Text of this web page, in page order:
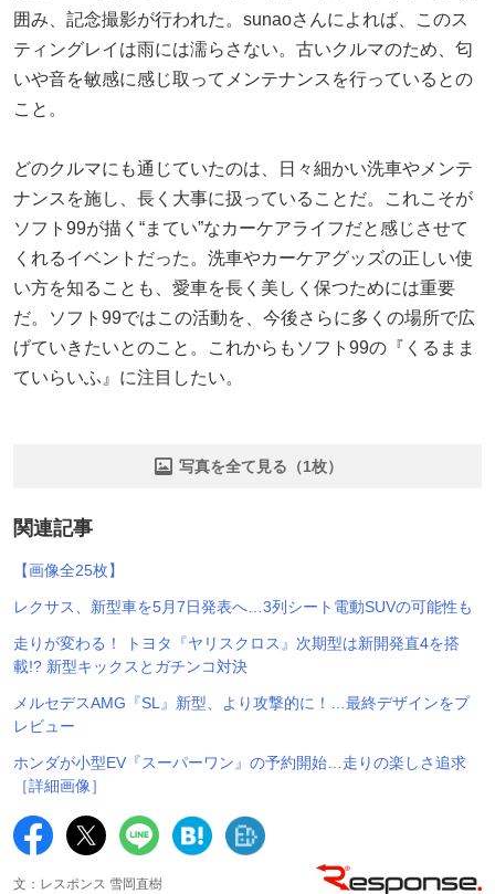
囲み、記念撮影が行われた。sunaoさんによれば、このス
ティングレイは雨には濡らさない。古いクルマのため、匂
いや音を敏感に感じ取ってメンテナンスを行っているとの
こと。
どのクルマにも通じていたのは、日々細かい洗車やメンテ
ナンスを施し、長く大事に扱っていることだ。これこそが
ソフト99が描く“まてい”なカーケアライフだと感じさせて
くれるイベントだった。洗車やカーケアグッズの正しい使
い方を知ることも、愛車を長く美しく保つためには重要
だ。ソフト99ではこの活動を、今後さらに多くの場所で広
げていきたいとのこと。これからもソフト99の『くるまま
ていらいふ』に注目したい。
写真を全て見る（1枚）
関連記事
【画像全25枚】
レクサス、新型車を5月7日発表へ…3列シート電動SUVの可能性も
走りが変わる！ トヨタ『ヤリスクロス』次期型は新開発直4を搭
載!? 新型キックスとガチンコ対決
メルセデスAMG『SL』新型、より攻撃的に！…最終デザインをプ
レビュー
ホンダが小型EV『スーパーワン』の予約開始…走りの楽しさ追求
［詳細画像］
文：レスポンス 雪岡直樹